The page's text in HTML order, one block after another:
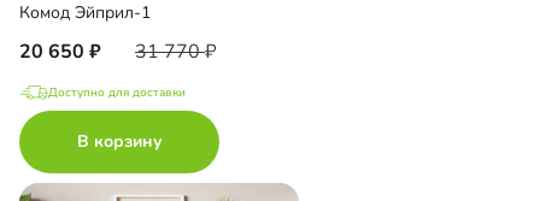
Комод Эйприл-1
20 650 31 770
Доступно для доставки
В корзину